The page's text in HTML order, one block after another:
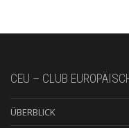
CEU – CLUB
ÜBERBLICK